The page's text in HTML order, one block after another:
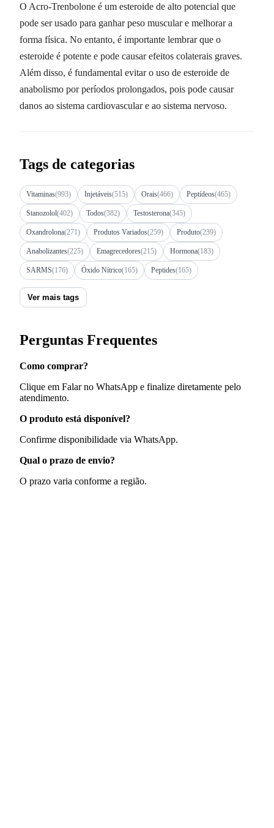
O Acro-Trenbolone é um esteroide de alto potencial que
pode ser usado para ganhar peso muscular e melhorar a
forma física. No entanto, é importante lembrar que o
esteroide é potente e pode causar efeitos colaterais graves.
Além disso, é fundamental evitar o uso de esteroide de
anabolismo por períodos prolongados, pois pode causar
danos ao sistema cardiovascular e ao sistema nervoso.
Tags de categorias
Vitaminas(993) Injetáveis(515) Orais(466) Peptídeos(465)
Stanozolol(402) Todos(382) Testosterona(345)
Oxandrolona(271) Produtos Variados(259) Produto(239)
Anabolizantes(225) Emagrecedores(215) Hormona(183)
SARMS(176) Óxido Nítrico(165) Peptides(165)
Ver mais tags
Perguntas Frequentes
Como comprar?
Clique em Falar no WhatsApp e finalize diretamente pelo
atendimento.
O produto está disponível?
Confirme disponibilidade via WhatsApp.
Qual o prazo de envio?
O prazo varia conforme a região.